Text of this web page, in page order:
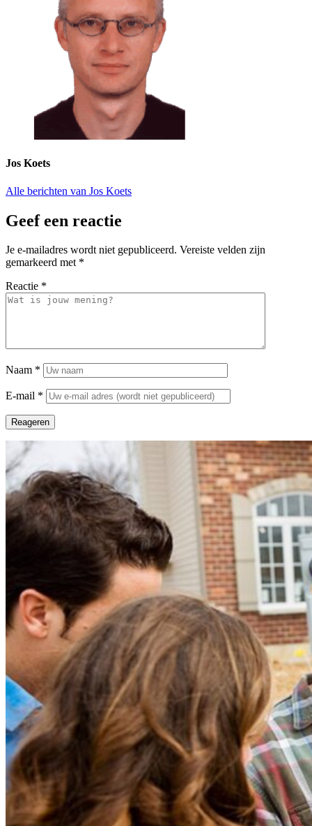
Jos Koets
Alle berichten van Jos Koets
Geef een reactie
Je e-mailadres wordt niet gepubliceerd. Vereiste velden zijn
gemarkeerd met *
Reactie *
Naam *
E-mail *
Reageren